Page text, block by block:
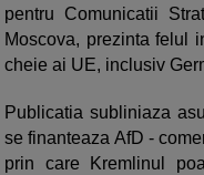
pentru Comunicatii
Moscova, prezinta felul
cheie ai UE, inclusiv
Publicatia subliniaza
se finanteaza AfD -
prin care Kremlinul